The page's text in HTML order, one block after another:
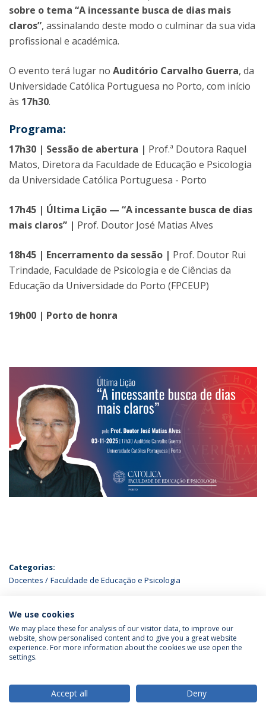
sobre o tema “A incessante busca de dias mais
claros”, assinalando deste modo o culminar da sua vida
profissional e académica.
O evento terá lugar no Auditório Carvalho Guerra, da
Universidade Católica Portuguesa no Porto, com início
às 17h30.
Programa:
17h30 | Sessão de abertura | Prof.ª Doutora Raquel
Matos, Diretora da Faculdade de Educação e Psicologia
da Universidade Católica Portuguesa - Porto
17h45 | Última Lição — “A incessante busca de dias
mais claros” | Prof. Doutor José Matias Alves
18h45 | Encerramento da sessão | Prof. Doutor Rui
Trindade, Faculdade de Psicologia e de Ciências da
Educação da Universidade do Porto (FPCEUP)
19h00 | Porto de honra
Categorias:
Docentes
Faculdade de Educação e Psicologia
ÚLTIMAS NOTÍCIAS
Política de Privacidade
Termos & Condições
We use cookies
We may place these for analysis of our visitor data, to improve our
website, show personalised content and to give you a great website
experience. For more information about the cookies we use open the
settings.
Accept all Deny